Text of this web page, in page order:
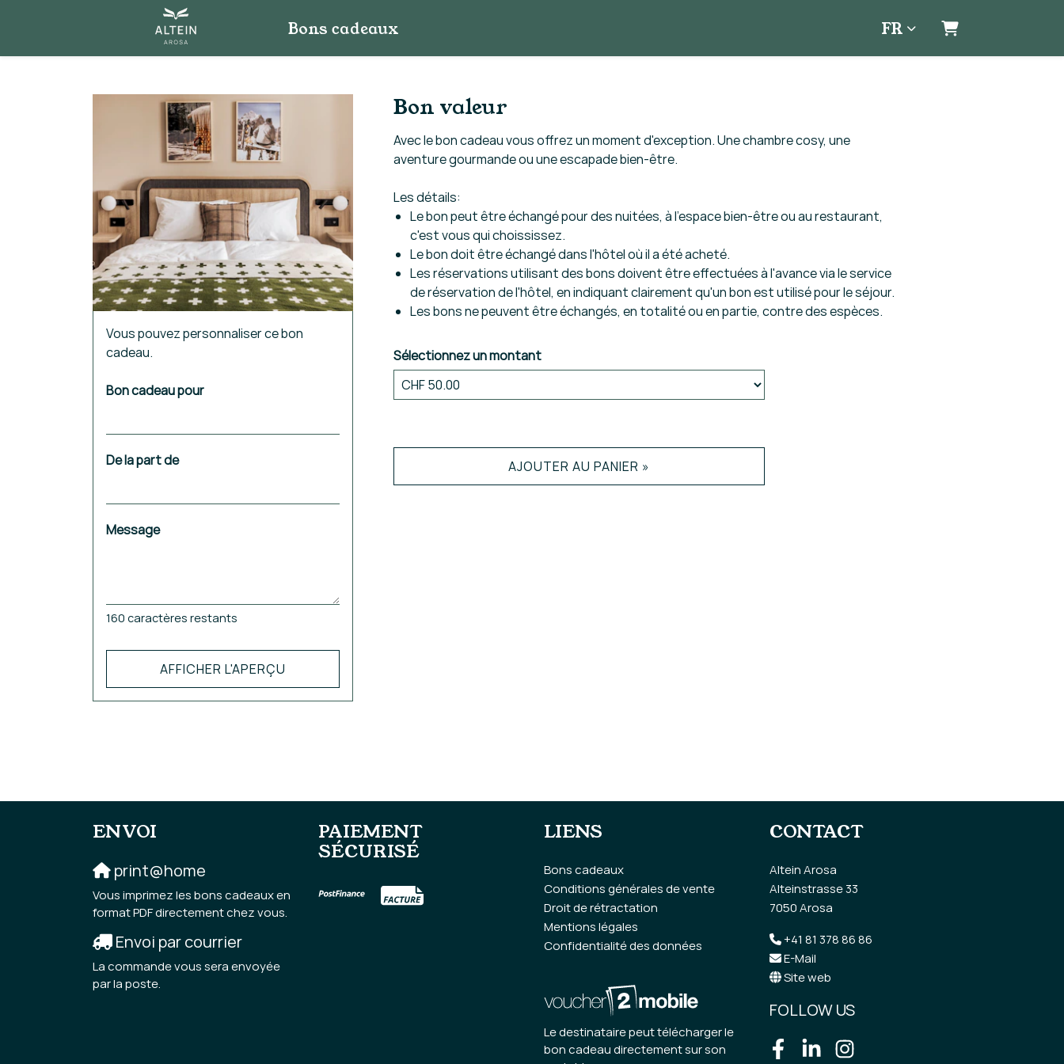
Bons cadeaux FR
Panier
Vous pouvez personnaliser ce bon
cadeau.
Bon cadeau pour
De la part de
Message
160 caractères restants
AFFICHER L'APERÇU
Bon valeur
Avec le bon cadeau vous offrez un moment d'exception. Une chambre cosy, une
aventure gourmande ou une escapade bien-être.
Les détails:
Le bon peut être échangé pour des nuitées, à l'espace bien-être ou au restaurant,
c'est vous qui choississez.
Le bon doit être échangé dans l'hôtel où il a été acheté.
Les réservations utilisant des bons doivent être effectuées à l'avance via le service
de réservation de l'hôtel, en indiquant clairement qu'un bon est utilisé pour le séjour.
Les bons ne peuvent être échangés, en totalité ou en partie, contre des espèces.
Sélectionnez un montant
AJOUTER AU PANIER »
ENVOI
print@home
Vous imprimez les bons cadeaux en
format PDF directement chez vous.
Envoi par courrier
La commande vous sera envoyée
par la poste.
PAIEMENT
SÉCURISÉ
LIENS
Bons cadeaux
Conditions générales de vente
Droit de rétractation
Mentions légales
Confidentialité des données
Le destinataire peut télécharger le
bon cadeau directement sur son
CONTACT
Altein Arosa
Alteinstrasse 33
7050 Arosa
+41 81 378 86 86
E-Mail
Site web
FOLLOW US
FacebookLinkedInInstagram